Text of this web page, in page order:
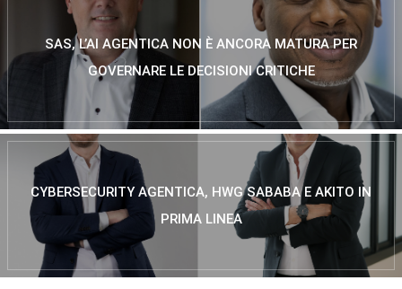
SAS, L’AI AGENTICA NON È ANCORA MATURA PER
GOVERNARE LE DECISIONI CRITICHE
CYBERSECURITY AGENTICA, HWG SABABA E AKITO IN
PRIMA LINEA